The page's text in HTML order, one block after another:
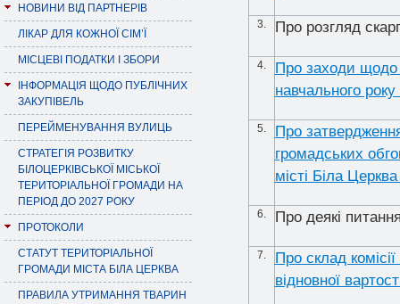
НОВИНИ ВІД ПАРТНЕРІВ
ЛІКАР ДЛЯ КОЖНОЇ СІМ’Ї
МІСЦЕВІ ПОДАТКИ І ЗБОРИ
ІНФОРМАЦІЯ ЩОДО ПУБЛІЧНИХ
ЗАКУПІВЕЛЬ
ПЕРЕЙМЕНУВАННЯ ВУЛИЦЬ
СТРАТЕГІЯ РОЗВИТКУ
БІЛОЦЕРКІВСЬКОЇ МІСЬКОЇ
ТЕРИТОРІАЛЬНОЇ ГРОМАДИ НА
ПЕРІОД ДО 2027 РОКУ
ПРОТОКОЛИ
СТАТУТ ТЕРИТОРІАЛЬНОЇ
ГРОМАДИ МІСТА БІЛА ЦЕРКВА
ПРАВИЛА УТРИМАННЯ ТВАРИН
3. Про розгляд
4.
Про заходи щодо
навчального
5.
Про
громадських
місті Біла
6. Про деякі
7.
Про склад
відновної